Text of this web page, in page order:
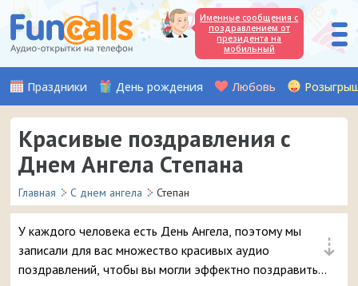
Именные сообщения с
поздравлением от
президента на
мобильный
Праздники День рождения Любовь
Красивые поздравления с
Днем Ангела Степана
Главная С днем ангела Степан
⇣
У каждого человека есть День Ангела, поэтому мы
записали для вас множество красивых аудио
поздравлений, чтобы вы могли эффектно поздравить